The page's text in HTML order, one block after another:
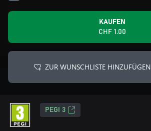
KAUFEN
CHF 1.00
ZUR WUNSCHLISTE HINZUFÜGEN
PEGI 3